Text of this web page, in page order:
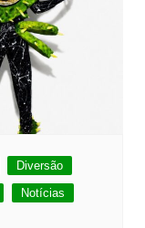
Diversão
Notícias